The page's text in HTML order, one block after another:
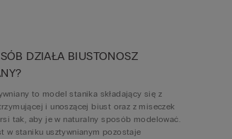
DZIAŁA BIUSTONOSZ
to model stanika składający się z
i unoszącej biust oraz z miseczek
tak, aby je w naturalny sposób modelować.
w staniku usztywnianym pozostaje